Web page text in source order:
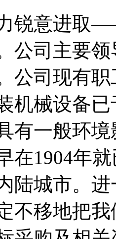
意进取——
公司主要
公司现有
机械设备
有一般环
在1904年
陆城市。
不移地把